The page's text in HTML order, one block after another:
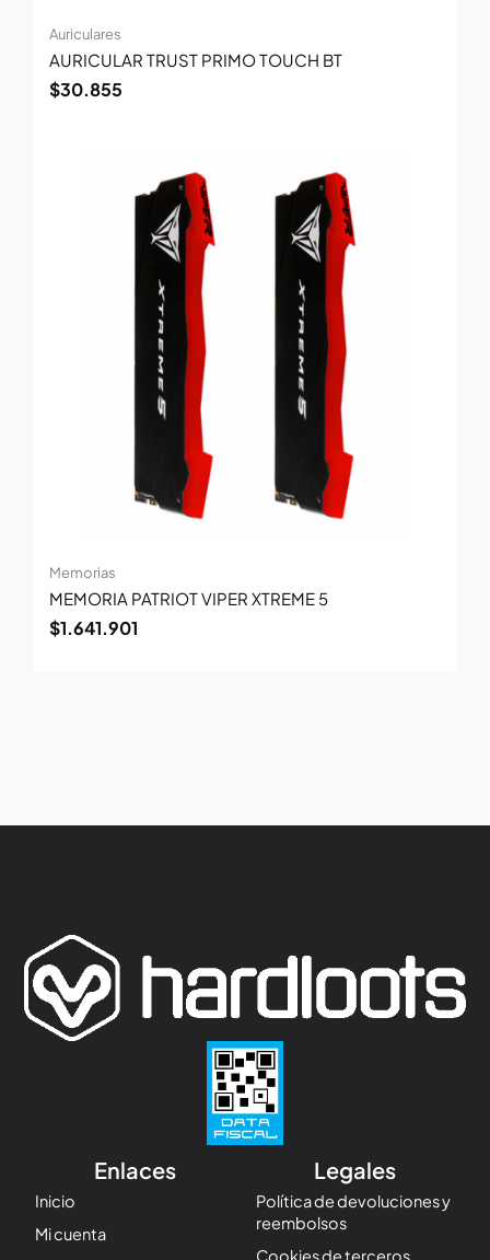
Auriculares
AURICULAR TRUST PRIMO TOUCH BT
$30.855
Memorias
MEMORIA PATRIOT VIPER XTREME 5
$1.641.901
Enlaces
Inicio
Mi cuenta
Legales
Política de devoluciones y
reembolsos